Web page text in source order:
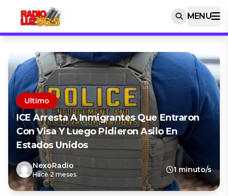
MENU
Ultimo
ICE Arresta A Inmigrantes Que Entraron
Con Visa Y Luego Pidieron Asilo En
Estados Unidos
NexoRadio
Hace 2 meses
1 minuto/s